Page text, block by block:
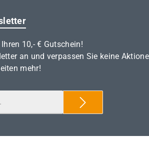
10,- € Gutschein!
an und verpassen Sie keine
mehr!